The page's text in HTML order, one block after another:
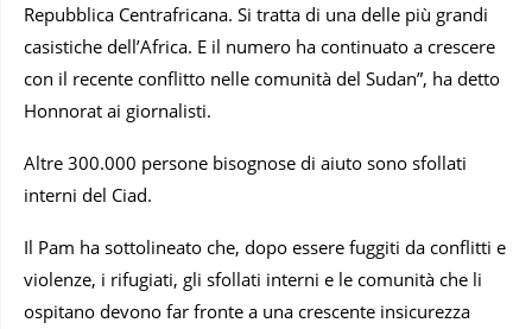
Repubblica Centrafricana. Si tratta di una delle più grandi
casistiche dell’Africa. E il numero ha continuato a crescere
con il recente conflitto nelle comunità del Sudan”, ha detto
Honnorat ai giornalisti.
Altre 300.000 persone bisognose di aiuto sono sfollati
interni del Ciad.
Il Pam ha sottolineato che, dopo essere fuggiti da conflitti e
violenze, i rifugiati, gli sfollati interni e le comunità che li
ospitano devono far fronte a una crescente insicurezza